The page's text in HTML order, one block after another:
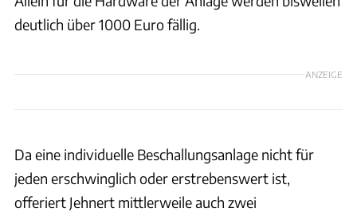
deutlich über 1000 Euro fällig.
ANZEIGE
Da eine individuelle Beschallungsanlage nicht für
jeden erschwinglich oder erstrebenswert ist,
offeriert Jehnert mittlerweile auch zwei